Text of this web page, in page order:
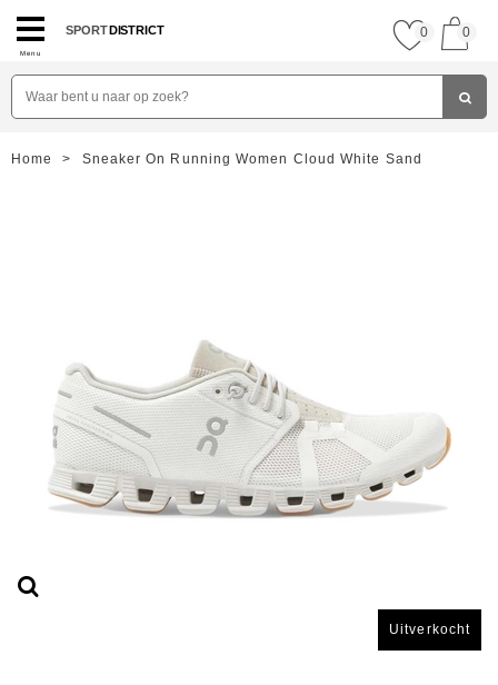
Menu
SPORTDISTRICT 0 0
Home > Sneaker On Running Women Cloud White Sand
Uitverkocht